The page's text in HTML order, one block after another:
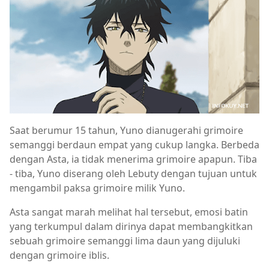
Saat berumur 15 tahun, Yuno dianugerahi grimoire
semanggi berdaun empat yang cukup langka. Berbeda
dengan Asta, ia tidak menerima grimoire apapun. Tiba
- tiba, Yuno diserang oleh Lebuty dengan tujuan untuk
mengambil paksa grimoire milik Yuno.
Asta sangat marah melihat hal tersebut, emosi batin
yang terkumpul dalam dirinya dapat membangkitkan
sebuah grimoire semanggi lima daun yang dijuluki
dengan grimoire iblis.